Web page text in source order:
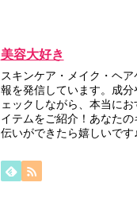
美容大好き
スキンケア・メイク・ヘ
報を発信しています。成
ェックしながら、本当に
イテムをご紹介！あなた
伝いができたら嬉しいです